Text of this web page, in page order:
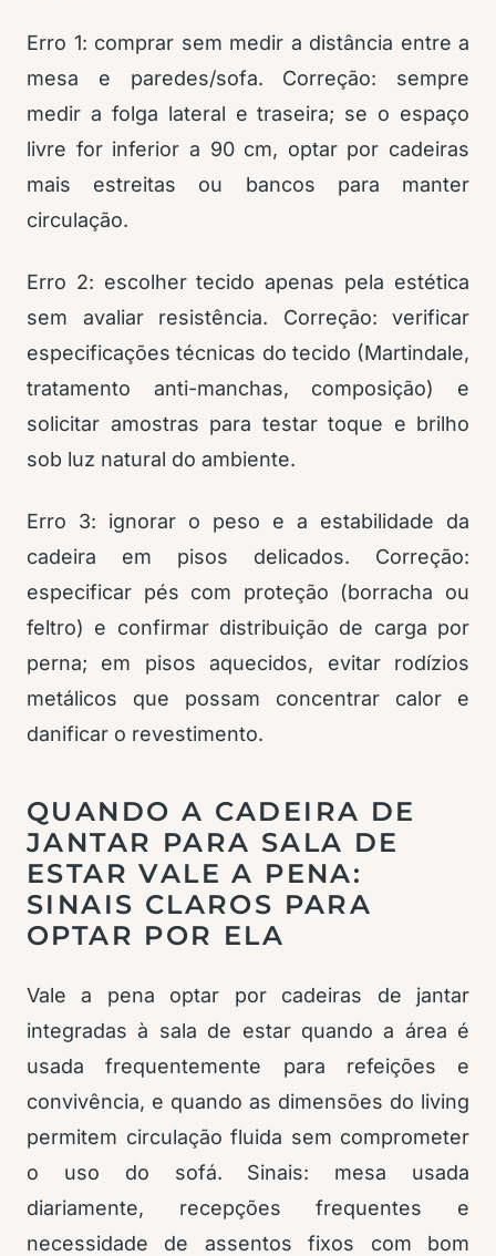
Erro 1: comprar sem medir a distância entre a
mesa e paredes/sofa. Correção: sempre
medir a folga lateral e traseira; se o espaço
livre for inferior a 90 cm, optar por cadeiras
mais estreitas ou bancos para manter
circulação.
Erro 2: escolher tecido apenas pela estética
sem avaliar resistência. Correção: verificar
especificações técnicas do tecido (Martindale,
tratamento anti-manchas, composição) e
solicitar amostras para testar toque e brilho
sob luz natural do ambiente.
Erro 3: ignorar o peso e a estabilidade da
cadeira em pisos delicados. Correção:
especificar pés com proteção (borracha ou
feltro) e confirmar distribuição de carga por
perna; em pisos aquecidos, evitar rodízios
metálicos que possam concentrar calor e
danificar o revestimento.
QUANDO A CADEIRA DE
JANTAR PARA SALA DE
ESTAR VALE A PENA:
SINAIS CLAROS PARA
OPTAR POR ELA
Vale a pena optar por cadeiras de jantar
integradas à sala de estar quando a área é
usada frequentemente para refeições e
convivência, e quando as dimensões do living
permitem circulação fluida sem comprometer
o uso do sofá. Sinais: mesa usada
diariamente, recepções frequentes e
necessidade de assentos fixos com bom